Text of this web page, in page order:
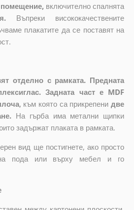
включително спалнята
Въпреки висококачествените
плакатите да се поставят на
отделно с рамката. Предната
Задната част е MDF
, към която са прикрепени две
На гърба има метални щипки
задържат плаката в рамката.
вид ще постигнете, ако просто
на пода или върху мебел и го